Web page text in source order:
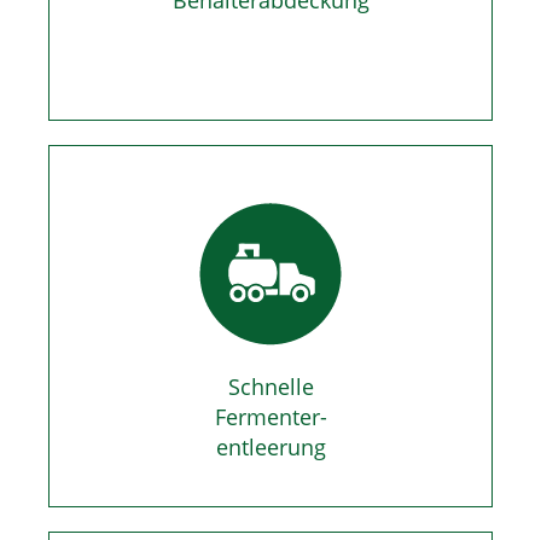
Schnelle
Fermenter-
entleerung